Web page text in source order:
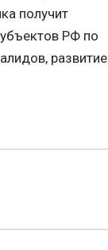
получит
РФ по
развитие